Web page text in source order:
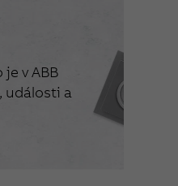
v ABB
události a